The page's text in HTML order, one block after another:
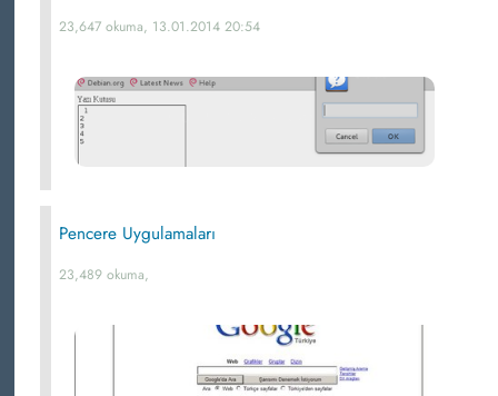
23,647 okuma, 13.01.2014 20:54
Pencere Uygulamaları
23,489 okuma,